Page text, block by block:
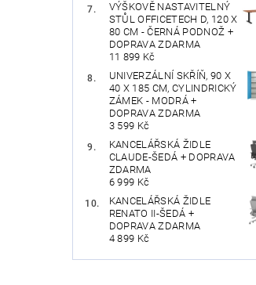
VÝŠKOVĚ NASTAVITELNÝ
STŮL OFFICETECH D, 120 X
80 CM - ČERNÁ PODNOŽ +
DOPRAVA ZDARMA
11 899 Kč
UNIVERZÁLNÍ SKŘÍŇ, 90 X
40 X 185 CM, CYLINDRICKÝ
ZÁMEK - MODRÁ +
DOPRAVA ZDARMA
3 599 Kč
KANCELÁŘSKÁ ŽIDLE
CLAUDE-ŠEDÁ + DOPRAVA
ZDARMA
6 999 Kč
KANCELÁŘSKÁ ŽIDLE
RENATO II-ŠEDÁ +
DOPRAVA ZDARMA
4 899 Kč